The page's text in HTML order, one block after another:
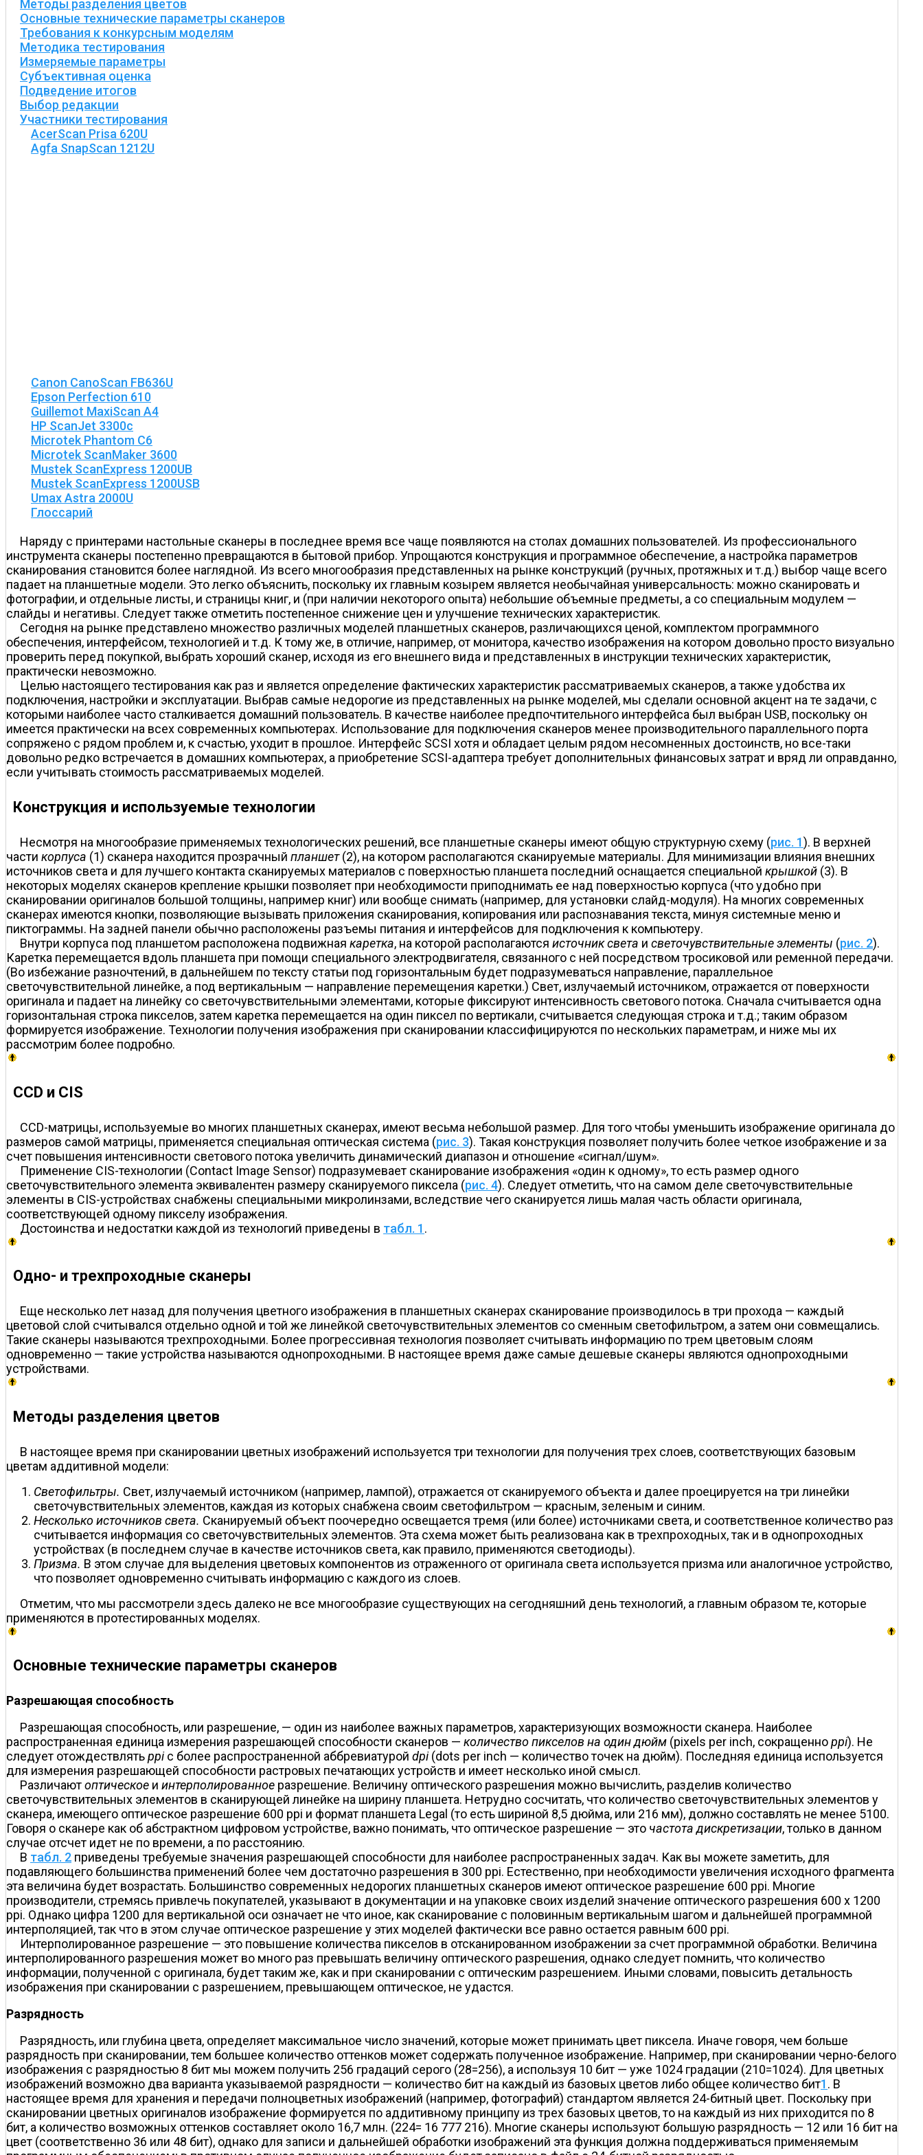
Методы разделения цветов
Основные технические параметры сканеров
Требования к конкурсным моделям
Методика тестирования
Измеряемые параметры
Субъективная оценка
Подведение итогов
Выбор редакции
Участники тестирования
AcerScan Prisa 620U
Agfa SnapScan 1212U
Canon CanoScan FB636U
Epson Perfection 610
Guillemot MaxiScan A4
HP ScanJet 3300c
Microtek Phantom C6
Microtek ScanMaker 3600
Mustek ScanExpress 1200UB
Mustek ScanExpress 1200USB
Umax Astra 2000U
Глоссарий
Наряду с принтерами настольные сканеры в последнее время все чаще появляются на столах домашних пользователей. Из профессионального
инструмента сканеры постепенно превращаются в бытовой прибор. Упрощаются конструкция и программное обеспечение, а настройка параметров
сканирования становится более наглядной. Из всего многообразия представленных на рынке конструкций (ручных, протяжных и т.д.) выбор чаще всего
падает на планшетные модели. Это легко объяснить, поскольку их главным козырем является необычайная универсальность: можно сканировать и
фотографии, и отдельные листы, и страницы книг, и (при наличии некоторого опыта) небольшие объемные предметы, а со специальным модулем —
слайды и негативы. Следует также отметить постепенное снижение цен и улучшение технических характеристик.
Сегодня на рынке представлено множество различных моделей планшетных сканеров, различающихся ценой, комплектом программного
обеспечения, интерфейсом, технологией и т.д. К тому же, в отличие, например, от монитора, качество изображения на котором довольно просто визуально
проверить перед покупкой, выбрать хороший сканер, исходя из его внешнего вида и представленных в инструкции технических характеристик,
практически невозможно.
Целью настоящего тестирования как раз и является определение фактических характеристик рассматриваемых сканеров, а также удобства их
подключения, настройки и эксплуатации. Выбрав самые недорогие из представленных на рынке моделей, мы сделали основной акцент на те задачи, с
которыми наиболее часто сталкивается домашний пользователь. В качестве наиболее предпочтительного интерфейса был выбран USB, поскольку он
имеется практически на всех современных компьютерах. Использование для подключения сканеров менее производительного параллельного порта
сопряжено с рядом проблем и, к счастью, уходит в прошлое. Интерфейс SCSI хотя и обладает целым рядом несомненных достоинств, но все-таки
довольно редко встречается в домашних компьютерах, а приобретение SCSI-адаптера требует дополнительных финансовых затрат и вряд ли оправданно,
если учитывать стоимость рассматриваемых моделей.
Конструкция и используемые технологии
Несмотря на многообразие применяемых технологических решений, все планшетные сканеры имеют общую структурную схему (рис. 1). В верхней
части корпуса (1) сканера находится прозрачный планшет(2), на котором располагаются сканируемые материалы. Для минимизации влияния внешних
источников света и для лучшего контакта сканируемых материалов с поверхностью планшета последний оснащается специальной крышкой (3). В
некоторых моделях сканеров крепление крышки позволяет при необходимости приподнимать ее над поверхностью корпуса (что удобно при
сканировании оригиналов большой толщины, например книг) или вообще снимать (например, для установки слайд-модуля). На многих современных
сканерах имеются кнопки, позволяющие вызывать приложения сканирования, копирования или распознавания текста, минуя системные меню и
пиктограммы. На задней панели обычно расположены разъемы питания и интерфейсов для подключения к компьютеру.
Внутри корпуса под планшетом расположена подвижная каретка, на которой располагаются источник света и светочувствительные элементы (рис. 2).
Каретка перемещается вдоль планшета при помощи специального электродвигателя, связанного с ней посредством тросиковой или ременной передачи.
(Во избежание разночтений, в дальнейшем по тексту статьи под горизонтальным будет подразумеваться направление, параллельное
светочувствительной линейке, а под вертикальным — направление перемещения каретки.) Свет, излучаемый источником, отражается от поверхности
оригинала и падает на линейку со светочувствительными элементами, которые фиксируют интенсивность светового потока. Сначала считывается одна
горизонтальная строка пикселов, затем каретка перемещается на один пиксел по вертикали, считывается следующая строка и т.д.; таким образом
формируется изображение. Технологии получения изображения при сканировании классифицируются по нескольких параметрам, и ниже мы их
рассмотрим более подробно.
CCD и CIS
CCD-матрицы, используемые во многих планшетных сканерах, имеют весьма небольшой размер. Для того чтобы уменьшить изображение оригинала до
размеров самой матрицы, применяется специальная оптическая система (рис. 3). Такая конструкция позволяет получить более четкое изображение и за
счет повышения интенсивности светового потока увеличить динамический диапазон и отношение «сигнал/шум».
Применение CIS-технологии (Contact Image Sensor) подразумевает сканирование изображения «один к одному», то есть размер одного
светочувствительного элемента эквивалентен размеру сканируемого пиксела (рис. 4). Следует отметить, что на самом деле светочувствительные
элементы в CIS-устройствах снабжены специальными микролинзами, вследствие чего сканируется лишь малая часть области оригинала,
соответствующей одному пикселу изображения.
Достоинства и недостатки каждой из технологий приведены в табл. 1.
Одно- и трехпроходные сканеры
Еще несколько лет назад для получения цветного изображения в планшетных сканерах сканирование производилось в три прохода — каждый
цветовой слой считывался отдельно одной и той же линейкой светочувствительных элементов со сменным светофильтром, а затем они совмещались.
Такие сканеры называются трехпроходными. Более прогрессивная технология позволяет считывать информацию по трем цветовым слоям
одновременно — такие устройства называются однопроходными. В настоящее время даже самые дешевые сканеры являются однопроходными
устройствами.
Методы разделения цветов
В настоящее время при сканировании цветных изображений используется три технологии для получения трех слоев, соответствующих базовым
цветам аддитивной модели:
Светофильтры. Свет, излучаемый источником (например, лампой), отражается от сканируемого объекта и далее проецируется на три линейки
светочувствительных элементов, каждая из которых снабжена своим светофильтром — красным, зеленым и синим.
Несколько источников света. Сканируемый объект поочередно освещается тремя (или более) источниками света, и соответственное количество раз
считывается информация со светочувствительных элементов. Эта схема может быть реализована как в трехпроходных, так и в однопроходных
устройствах (в последнем случае в качестве источников света, как правило, применяются светодиоды).
Призма. В этом случае для выделения цветовых компонентов из отраженного от оригинала света используется призма или аналогичное устройство,
что позволяет одновременно считывать информацию с каждого из слоев.
Отметим, что мы рассмотрели здесь далеко не все многообразие существующих на сегодняшний день технологий, а главным образом те, которые
применяются в протестированных моделях.
Основные технические параметры сканеров
Разрешающая способность
Разрешающая способность, или разрешение, — один из наиболее важных параметров, характеризующих возможности сканера. Наиболее
распространенная единица измерения разрешающей способности сканеров — количество пикселов на один дюйм (pixels per inch, сокращенноppi). Не
следует отождествлятьppic более распространенной аббревиатурой dpi(dots per inch — количество точек на дюйм). Последняя единица используется
для измерения разрешающей способности растровых печатающих устройств и имеет несколько иной смысл.
Различаютоптическое и интерполированное разрешение. Величину оптического разрешения можно вычислить, разделив количество
светочувствительных элементов в сканирующей линейке на ширину планшета. Нетрудно сосчитать, что количество светочувствительных элементов у
сканера, имеющего оптическое разрешение 600 ppi и формат планшета Legal (то есть шириной 8,5 дюйма, или 216 мм), должно составлять не менее 5100.
Говоря о сканере как об абстрактном цифровом устройстве, важно понимать, что оптическое разрешение — это частота дискретизации, только в данном
случае отсчет идет не по времени, а по расстоянию.
В табл. 2 приведены требуемые значения разрешающей способности для наиболее распространенных задач. Как вы можете заметить, для
подавляющего большинства применений более чем достаточно разрешения в 300 ppi. Естественно, при необходимости увеличения исходного фрагмента
эта величина будет возрастать. Большинство современных недорогих планшетных сканеров имеют оптическое разрешение 600 ppi. Многие
производители, стремясь привлечь покупателей, указывают в документации и на упаковке своих изделий значение оптического разрешения 600 х 1200
ppi. Однако цифра 1200 для вертикальной оси означает не что иное, как сканирование с половинным вертикальным шагом и дальнейшей программной
интерполяцией, так что в этом случае оптическое разрешение у этих моделей фактически все равно остается равным 600 ppi.
Интерполированное разрешение — это повышение количества пикселов в отсканированном изображении за счет программной обработки. Величина
интерполированного разрешения может во много раз превышать величину оптического разрешения, однако следует помнить, что количество
информации, полученной с оригинала, будет таким же, как и при сканировании с оптическим разрешением. Иными словами, повысить детальность
изображения при сканировании с разрешением, превышающем оптическое, не удастся.
Разрядность
Разрядность, или глубина цвета, определяет максимальное число значений, которые может принимать цвет пиксела. Иначе говоря, чем больше
разрядность при сканировании, тем большее количество оттенков может содержать полученное изображение. Например, при сканировании черно-белого
изображения с разрядностью 8 бит мы можем получить 256 градаций серого (28=256), а используя 10 бит — уже 1024 градации (210=1024). Для цветных
изображений возможно два варианта указываемой разрядности — количество бит на каждый из базовых цветов либо общее количество бит1. В
настоящее время для хранения и передачи полноцветных изображений (например, фотографий) стандартом является 24-битный цвет. Поскольку при
сканировании цветных оригиналов изображение формируется по аддитивному принципу из трех базовых цветов, то на каждый из них приходится по 8
бит, а количество возможных оттенков составляет около 16,7 млн. (224= 16 777 216). Многие сканеры используют большую разрядность — 12 или 16 бит на
цвет (соответственно 36 или 48 бит), однако для записи и дальнейшей обработки изображений эта функция должна поддерживаться применяемым